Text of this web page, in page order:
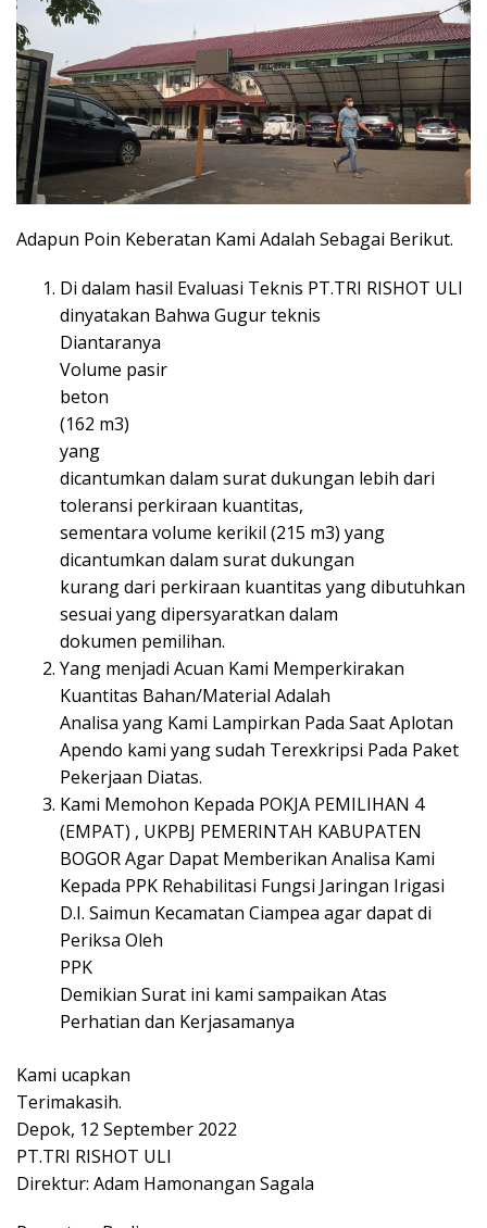
Adapun Poin Keberatan Kami Adalah Sebagai Berikut.
Di dalam hasil Evaluasi Teknis PT.TRI RISHOT ULI
dinyatakan Bahwa Gugur teknis
Diantaranya
Volume pasir
beton
(162 m3)
yang
dicantumkan dalam surat dukungan lebih dari
toleransi perkiraan kuantitas,
sementara volume kerikil (215 m3) yang
dicantumkan dalam surat dukungan
kurang dari perkiraan kuantitas yang dibutuhkan
sesuai yang dipersyaratkan dalam
dokumen pemilihan.
Yang menjadi Acuan Kami Memperkirakan
Kuantitas Bahan/Material Adalah
Analisa yang Kami Lampirkan Pada Saat Aplotan
Apendo kami yang sudah Terexkripsi Pada Paket
Pekerjaan Diatas.
Kami Memohon Kepada POKJA PEMILIHAN 4
(EMPAT) , UKPBJ PEMERINTAH KABUPATEN
BOGOR Agar Dapat Memberikan Analisa Kami
Kepada PPK Rehabilitasi Fungsi Jaringan Irigasi
D.I. Saimun Kecamatan Ciampea agar dapat di
Periksa Oleh
PPK
Demikian Surat ini kami sampaikan Atas
Perhatian dan Kerjasamanya
Kami ucapkan
Terimakasih.
Depok, 12 September 2022
PT.TRI RISHOT ULI
Direktur: Adam Hamonangan Sagala